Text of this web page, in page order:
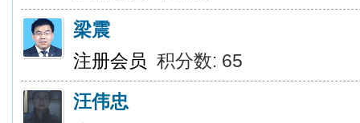
梁震
注册会员 积分数: 65
汪伟忠